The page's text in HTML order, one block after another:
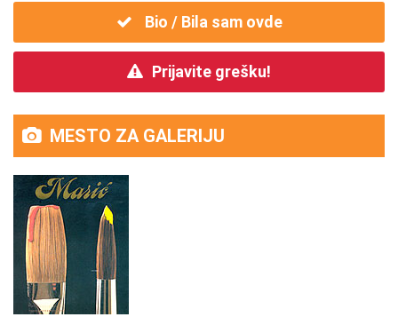
Bio / Bila sam ovde
Prijavite grešku!
MESTO ZA GALERIJU